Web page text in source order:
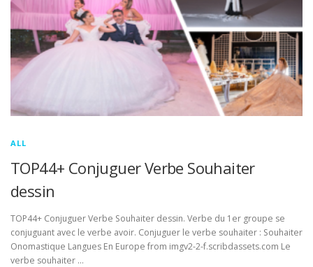
ALL
TOP44+ Conjuguer Verbe Souhaiter
dessin
TOP44+ Conjuguer Verbe Souhaiter dessin. Verbe du 1er groupe se
conjuguant avec le verbe avoir. Conjuguer le verbe souhaiter : Souhaiter
Onomastique Langues En Europe from imgv2-2-f.scribdassets.com Le
verbe souhaiter …